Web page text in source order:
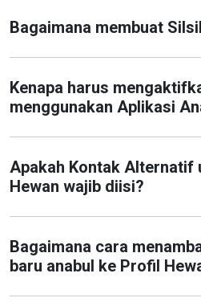
Bagaimana membuat
Kenapa harus
menggunakan Aplikasi
Apakah Kontak Alternatif
Hewan wajib diisi?
Bagaimana cara
baru anabul ke Profil